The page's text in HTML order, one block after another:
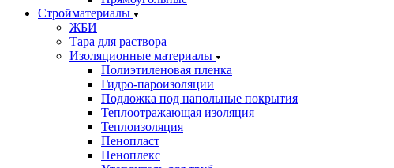
Стройматериалы
ЖБИ
Тара для раствора
Изоляционные материалы
Полиэтиленовая пленка
Гидро-пароизоляции
Подложка под напольные покрытия
Теплоотражающая изоляция
Теплоизоляция
Пенопласт
Пеноплекс